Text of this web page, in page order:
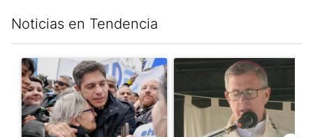
Noticias en Tendencia
Un artículo de tendencia con el título "Kicillof apuntó contra
Un artículo de tendencia con